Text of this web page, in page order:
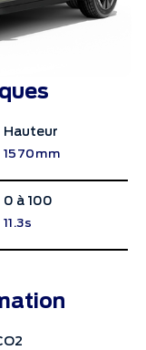
Hauteur
1570mm
0 à 100
11.3s